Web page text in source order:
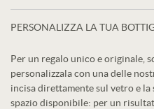
PERSONALIZZA LA TUA
Per un regalo unico e originale,
personalizzala con una delle
incisa direttamente sul vetro e la
spazio disponibile: per un